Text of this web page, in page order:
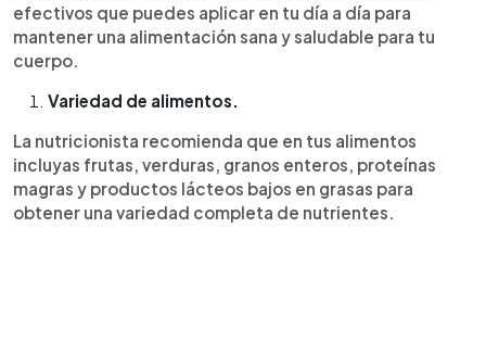
efectivos que puedes aplicar en tu día a día para
mantener una alimentación sana y saludable para tu
cuerpo.
Variedad de alimentos.
La nutricionista recomienda que en tus alimentos
incluyas frutas, verduras, granos enteros, proteínas
magras y productos lácteos bajos en grasas para
obtener una variedad completa de nutrientes.